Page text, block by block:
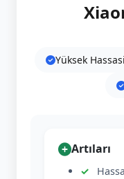
Yüksek
Artıları